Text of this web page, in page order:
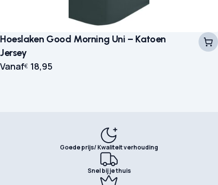
Hoeslaken Good Morning Uni – Katoen
Jersey
Vanaf€ 18,95
Goede prijs/ Kwaliteit verhouding
Snel bij je thuis